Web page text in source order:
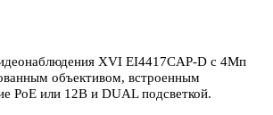
XVI EI4417CAP-D с 4Мп
объективом, встроенным
PoE или 12В и DUAL подсветкой.